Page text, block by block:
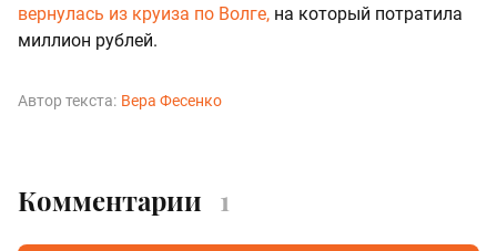
вернулась из круиза по Волге, на который потратила
миллион рублей.
Автор текста: Вера Фесенко
Комментарии 1